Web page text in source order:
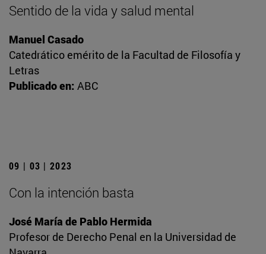
Sentido de la vida y salud mental
Manuel Casado
Catedrático emérito de la Facultad de Filosofía y
Letras
Publicado en: ABC
09 | 03 | 2023
Con la intención basta
José María de Pablo Hermida
Profesor de Derecho Penal en la Universidad de